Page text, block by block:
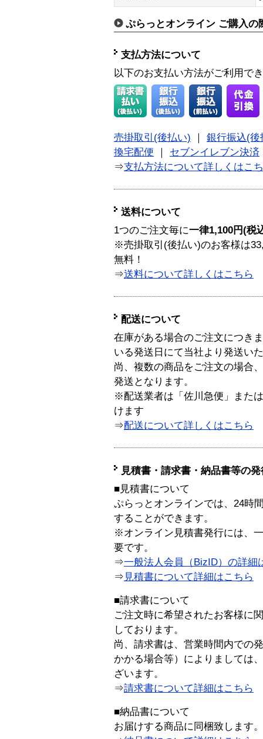
ぷらっとオンライン ご購入の
支払方法について
以下のお支払い方法がご利用で
売掛取引(後払い) ｜ 銀行振込(後
換宅配便 ｜ セブンイレブン決済
⇒支払方法について詳しくはこ
送料について
1つのご注文毎に一律1,100円(税
※売掛取引(後払い)のお客様は
無料！
⇒送料について詳しくはこちら
配送について
在庫がある場合のご注文につき
いる発送日にて当社より発送い
尚、複数の商品をご注文の場合
発送となります。
※配送業者は「佐川急便」また
けます
⇒配送について詳しくはこちら
見積書・請求書・納品書等の
■見積書について
ぷらっとオンラインでは、24時
することができます。
※オンライン見積書発行には、
要です。
⇒一般法人会員（BizID）の詳細
⇒ 見積書について詳細はこちら
■請求書について
ご注文時に希望されたお客様に
しております。
尚、請求書は、営業時間内での
かかる場合等）によりましては
ざいます。
⇒請求書について詳細はこちら
■納品書について
お届けする商品に同梱致します。